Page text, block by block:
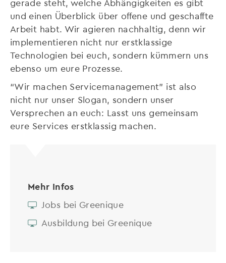
gerade steht, welche Abhängigkeiten es gibt
und einen Überblick über offene und geschaffte
Arbeit habt. Wir agieren nachhaltig, denn wir
implementieren nicht nur erstklassige
Technologien bei euch, sondern kümmern uns
ebenso um eure Prozesse.
“Wir machen Servicemanagement” ist also
nicht nur unser Slogan, sondern unser
Versprechen an euch: Lasst uns gemeinsam
eure Services erstklassig machen.
Mehr Infos
Jobs bei Greenique
Ausbildung bei Greenique